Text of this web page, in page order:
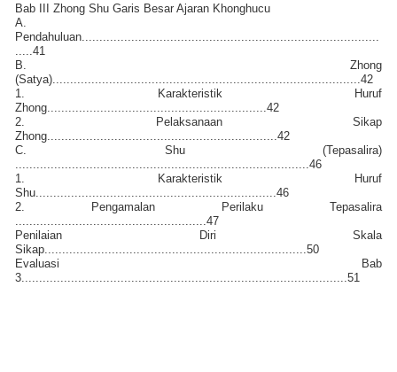
Bab III Zhong Shu Garis Besar Ajaran Khonghucu
A.
Pendahuluan....................................................................................
.....41
B. Zhong
(Satya).......................................................................................42
1. Karakteristik Huruf
Zhong..............................................................42
2. Pelaksanaan Sikap
Zhong.................................................................42
C. Shu (Tepasalira)
...................................................................................46
1. Karakteristik Huruf
Shu....................................................................46
2. Pengamalan Perilaku Tepasalira
......................................................47
Penilaian Diri Skala
Sikap..........................................................................50
Evaluasi Bab
3............................................................................................51